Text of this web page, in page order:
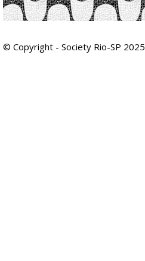
© Copyright - Society Rio-SP 2025